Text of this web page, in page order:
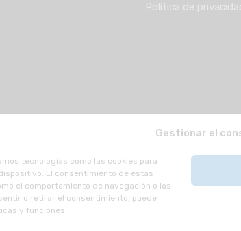
Gestionar el
tecnologías como las cookies para
El consentimiento de estas
el comportamiento de navegación o las
o retirar el consentimiento, puede
y funciones.
Política de
los derechos reservados.